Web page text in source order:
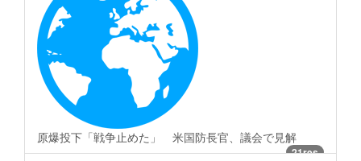
原爆投下「戦争止めた」 米国防長官、議会で見解
21res